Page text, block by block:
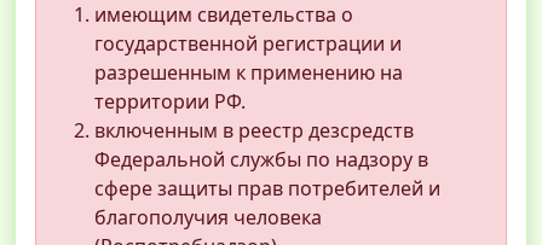
имеющим свидетельства о
государственной регистрации и
разрешенным к применению на
территории РФ.
включенным в реестр дезсредств
Федеральной службы по надзору в
сфере защиты прав потребителей и
благополучия человека